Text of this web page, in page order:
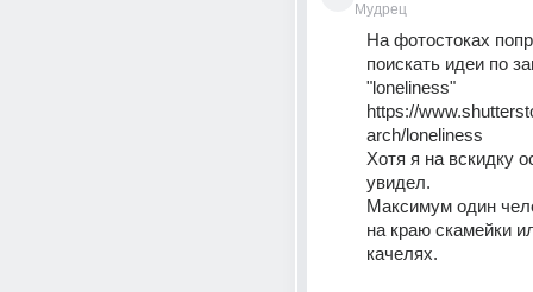
Мудрец
На фотостоках
поискать идеи по
"loneliness"
https://
arch/loneliness
Хотя я на вскидку
увидел.
Максимум один
на краю скамейки
качелях.